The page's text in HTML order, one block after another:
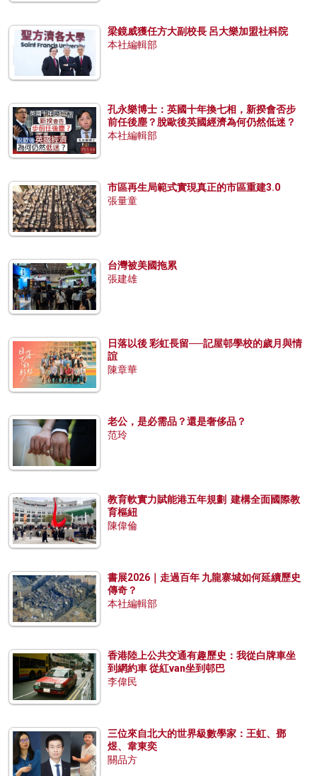
梁鏡威獲任方大副校長 呂大樂加盟社科院
本社編輯部
孔永樂博士：英國十年換七相，新揆會否步
前任後塵？脫歐後英國經濟為何仍然低迷？
本社編輯部
市區再生局範式實現真正的市區重建3.0
張量童
台灣被美國拖累
張建雄
日落以後 彩虹長留──記屋邨學校的歲月與情
誼
陳章華
老公，是必需品？還是奢侈品？
范玲
教育軟實力賦能港五年規劃 建構全面國際教
育樞紐
陳偉倫
書展2026｜走過百年 九龍寨城如何延續歷史
傳奇？
本社編輯部
香港陸上公共交通有趣歷史：我從白牌車坐
到網約車 從紅van坐到邨巴
李偉民
三位來自北大的世界級數學家：王虹、鄧
煜、韋東奕
關品方